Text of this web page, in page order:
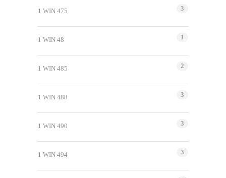
1 WIN 475 3
1 WIN 48 1
1 WIN 485 2
1 WIN 488 3
1 WIN 490 3
1 WIN 494 3